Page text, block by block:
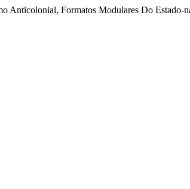
Anticolonial, Formatos Modulares Do Estado-